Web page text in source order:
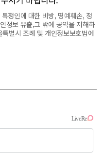
정인에 대한 비방, 명예훼손, 정
정보 유출,그 밖에 공익을 저해하
별시 조례 및 개인정보보호법에